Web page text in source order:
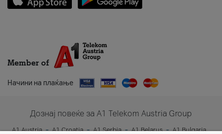
Member of
Начини на плаќање
Дознај повеќе за A1 Telekom Austria Group
A1 Austria A1 Croatia A1 Serbia A1 Belarus
A1 Bulgaria